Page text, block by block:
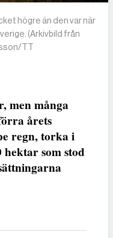
högre än den var när
(Arkivbild från
TT
men många
årets
regn, torka i
hektar som stod